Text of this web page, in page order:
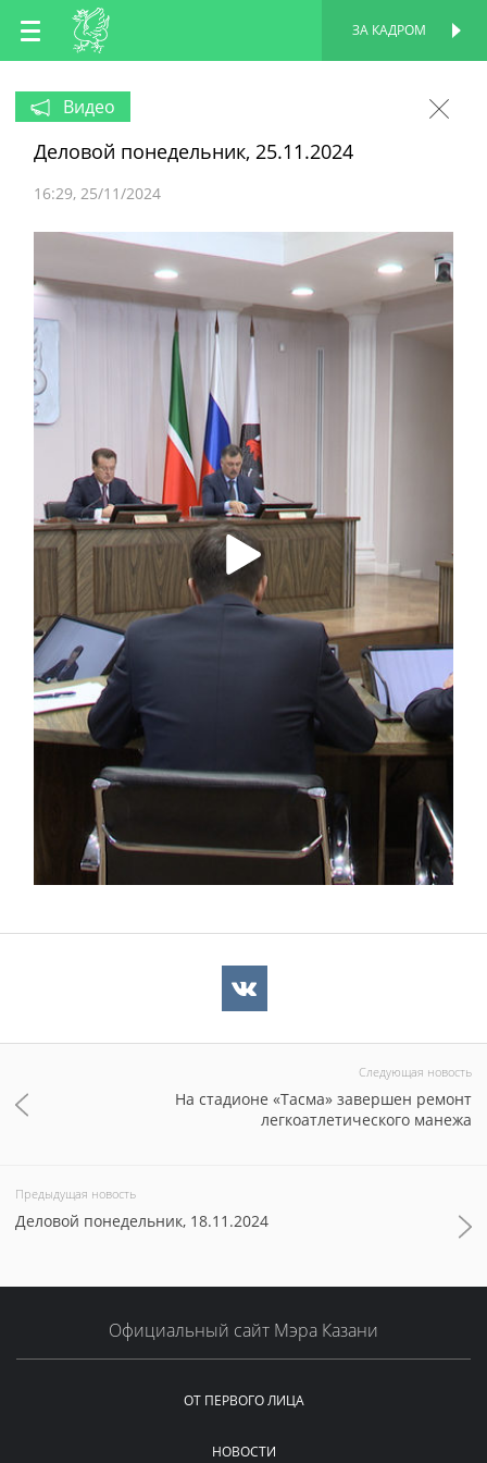
RU
EN
ЗА КАДРОМ
Видео
Деловой понедельник, 25.11.2024
16:29 25/11/2024
Следующая новость
На стадионе «Тасма» завершен ремонт
легкоатлетического манежа
Предыдущая новость
Деловой понедельник, 18.11.2024
Официальный сайт Мэра Казани
ОТ ПЕРВОГО ЛИЦА
НОВОСТИ
ПЕРСОНАЛЬНАЯ